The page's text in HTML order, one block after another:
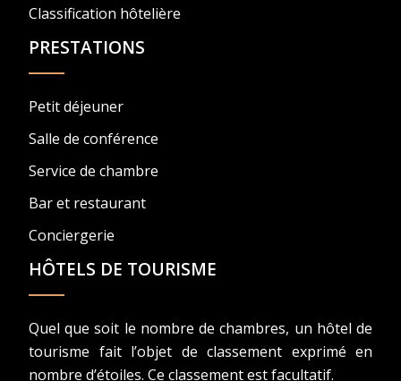
Classification hôtelière
PRESTATIONS
Petit déjeuner
Salle de conférence
Service de chambre
Bar et restaurant
Conciergerie
HÔTELS DE TOURISME
Quel que soit le nombre de chambres, un hôtel de
tourisme fait l’objet de classement exprimé en
nombre d’étoiles. Ce classement est facultatif.